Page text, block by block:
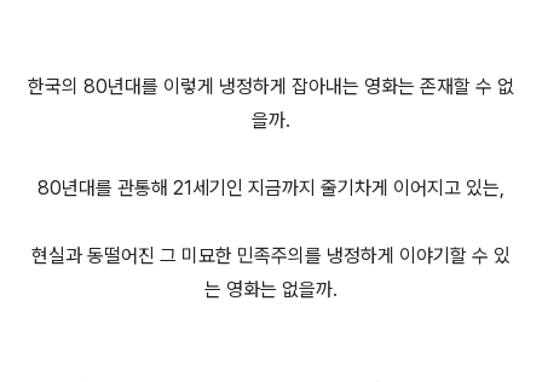
한국의 80년대를 이렇게 냉정하게 잡아내는 영화는 존재할 수 없
을까.
80년대를 관통해 21세기인 지금까지 줄기차게 이어지고 있는,
현실과 동떨어진 그 미묘한 민족주의를 냉정하게 이야기할 수 있
는 영화는 없을까.